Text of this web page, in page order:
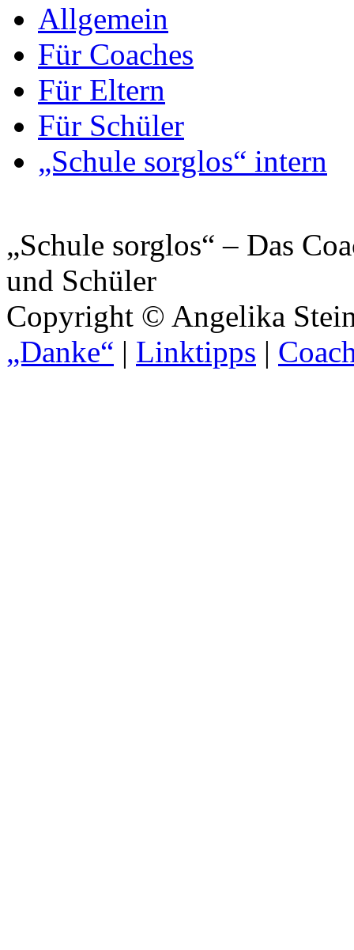
Allgemein
Für Coaches
Für Eltern
Für Schüler
„Schule sorglos“ intern
„Schule sorglos“ – Das
und Schüler
Copyright © Angelika
„Danke“ | Linktipps |